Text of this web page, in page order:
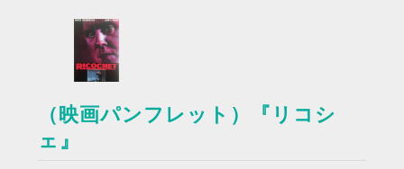
（映画パンフレット）『リコシ
ェ』